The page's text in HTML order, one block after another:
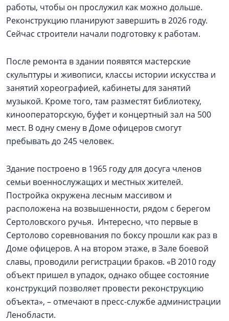
работы, чтобы он прослужил как можно дольше.
Реконструкцию планируют завершить в 2026 году.
Сейчас строители начали подготовку к работам.
После ремонта в здании появятся мастерские
скульптуры и живописи, классы истории искусства и
занятий хореографией, кабинеты для занятий
музыкой. Кроме того, там разместят библиотеку,
кинооператорскую, буфет и концертный зал на 500
мест. В одну смену в Доме офицеров смогут
пребывать до 245 человек.
Здание построено в 1965 году для досуга членов
семьи военнослужащих и местных жителей.
Постройка окружена лесным массивом и
расположена на возвышенности, рядом с берегом
Сертоловского ручья. Интересно, что первые в
Сертолово соревнования по боксу прошли как раз в
Доме офицеров. А на втором этаже, в Зале боевой
славы, проводили регистрации браков. «В 2010 году
объект пришел в упадок, однако общее состояние
конструкций позволяет провести реконструкцию
объекта», – отмечают в пресс-службе администрации
Ленобласти.